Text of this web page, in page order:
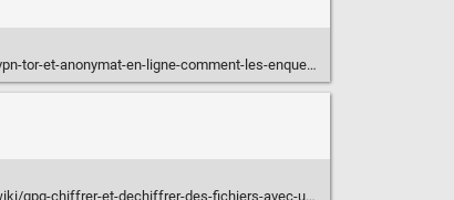
en-ligne-comment-les-enqueteurs-retrouvent-les-cybercriminels/
chiffrer-et-dechiffrer-des-fichiers-avec-un-mot-de-passe